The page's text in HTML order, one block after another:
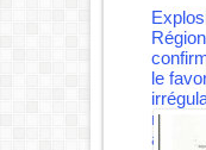
le
années.